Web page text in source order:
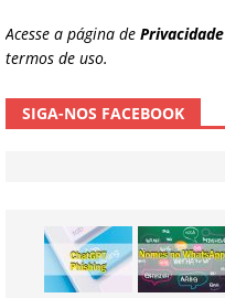
Acesse a página de Privacidade
termos de uso.
SIGA-NOS FACEBOOK